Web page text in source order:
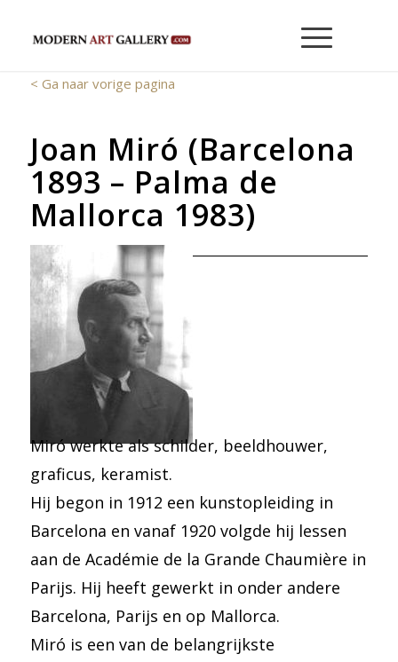
< Ga naar vorige pagina
Joan Miró (Barcelona
1893 – Palma de
Mallorca 1983)
Miró werkte als schilder, beeldhouwer,
graficus, keramist.
Hij begon in 1912 een kunstopleiding in
Barcelona en vanaf 1920 volgde hij lessen
aan de Académie de la Grande Chaumière in
Parijs. Hij heeft gewerkt in onder andere
Barcelona, Parijs en op Mallorca.
Miró is een van de belangrijkste